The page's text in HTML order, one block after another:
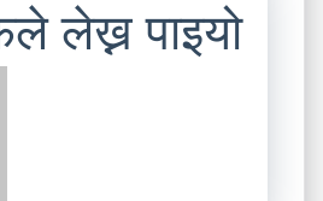
लेख्न पाइयो